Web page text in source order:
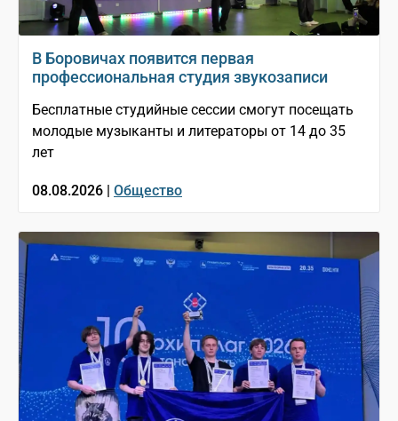
В Боровичах появится первая
профессиональная студия звукозаписи
Бесплатные студийные сессии смогут посещать
молодые музыканты и литераторы от 14 до 35
лет
08.08.2026 | Общество